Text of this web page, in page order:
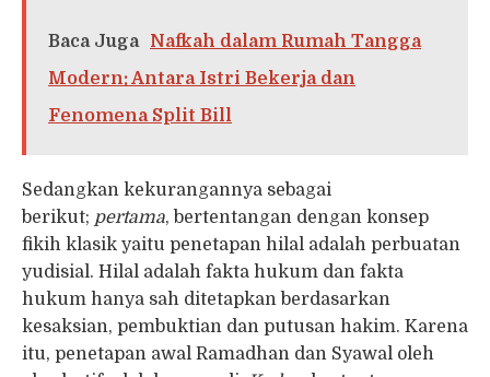
Baca Juga
Nafkah dalam Rumah Tangga
Modern: Antara Istri Bekerja dan
Fenomena Split Bill
Sedangkan kekurangannya sebagai
berikut; pertama, bertentangan dengan konsep
fikih klasik yaitu penetapan hilal adalah perbuatan
yudisial. Hilal adalah fakta hukum dan fakta
hukum hanya sah ditetapkan berdasarkan
kesaksian, pembuktian dan putusan hakim. Karena
itu, penetapan awal Ramadhan dan Syawal oleh